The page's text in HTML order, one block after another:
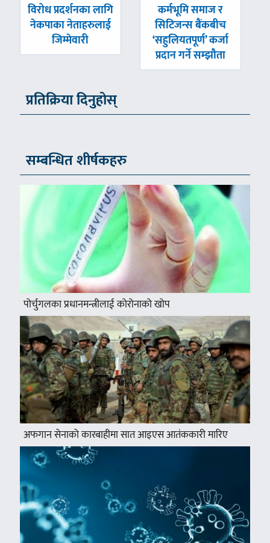
पछिल्लाे
-
विरोध प्रदर्शनका लागि
नेकपाका नेताहरुलाई
जिम्मेवारी
अघिल्लाे
-
कर्मभूमि समाज र
सिटिजन्स बैंकबीच
‘सहुलियतपूर्ण’ कर्जा
प्रदान गर्ने सम्झौता
प्रतिक्रिया दिनुहोस्
सम्बन्धित शीर्षकहरु
पोर्चुगलका प्रधानमन्त्रीलाई कोरोनाको खोप
अफगान सेनाको कारबाहीमा सात आइएस आतंककारी मारिए